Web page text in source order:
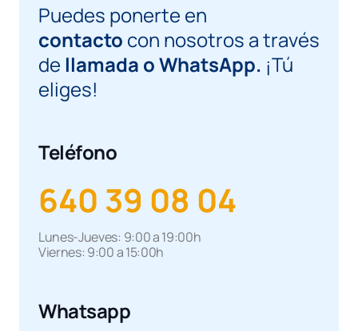
Puedes ponerte en
contacto con nosotros a través
de llamada o WhatsApp. ¡Tú
eliges!
Teléfono
640 39 08 04
Lunes-Jueves: 9:00 a 19:00h
Viernes: 9:00 a 15:00h
Whatsapp